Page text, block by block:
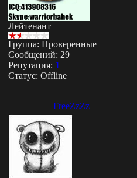
Лейтенант
Группа: Проверенные
Сообщений: 29
Репутация: 1
Статус: Offline
FreeZzZz